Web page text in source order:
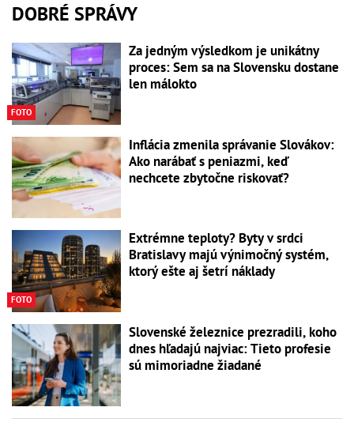
DOBRÉ SPRÁVY
FOTO
Za jedným výsledkom je unikátny
proces: Sem sa na Slovensku dostane
len málokto
Inflácia zmenila správanie Slovákov:
Ako narábať s peniazmi, keď
nechcete zbytočne riskovať?
FOTO
Extrémne teploty? Byty v srdci
Bratislavy majú výnimočný systém,
ktorý ešte aj šetrí náklady
Slovenské železnice prezradili, koho
dnes hľadajú najviac: Tieto profesie
sú mimoriadne žiadané